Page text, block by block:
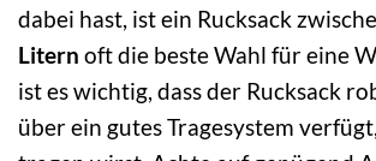
dabei hast, ist ein Rucksack
Litern oft die beste Wahl für eine
ist es wichtig, dass der Rucksack
über ein gutes Tragesystem